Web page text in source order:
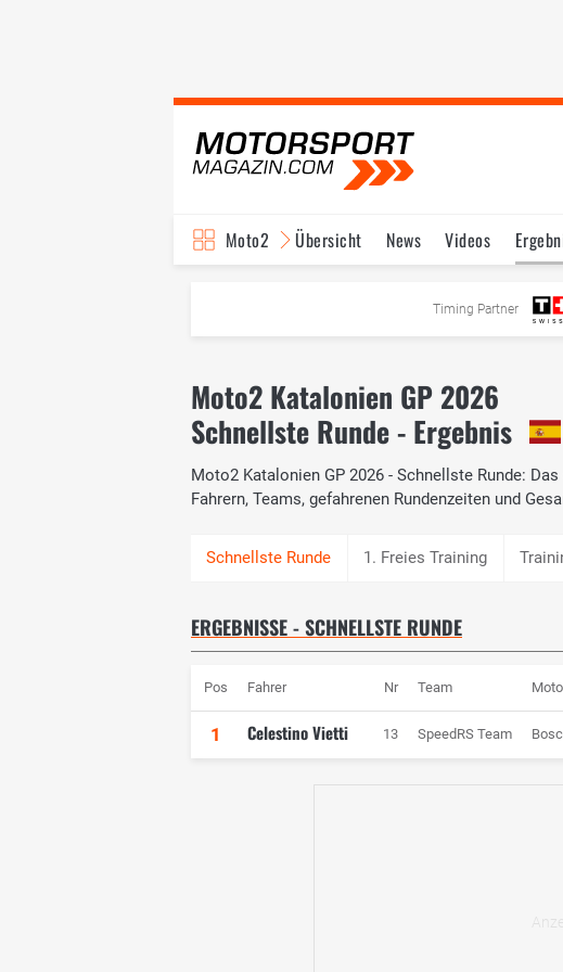
Moto2 Übersicht News Videos
Timing Partner
Moto2 Katalonien GP 2026
Schnellste Runde - Ergebnis
Moto2 Katalonien GP 2026 - Schnellste Runde:
Fahrern, Teams, gefahrenen Rundenzeiten und
1. Freies Training
ERGEBNISSE - SCHNELLSTE RUNDE
Pos Fahrer Nr Team
1 Celestino Vietti 13 SpeedRS Team